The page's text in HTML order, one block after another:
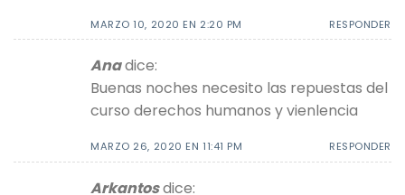
MARZO 10, 2020 EN 2:20 PM RESPONDER
Anadice:
Buenas noches necesito las repuestas del
curso derechos humanos y vienlencia
MARZO 26, 2020 EN 11:41 PM RESPONDER
Arkantosdice: